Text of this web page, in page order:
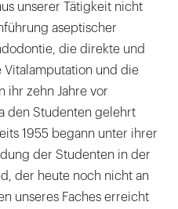
unserer Tätigkeit nicht
aseptischer
die direkte und
und die
ihr zehn Jahre vor
den Studenten gelehrt
1955 begann unter ihrer
der Studenten in der
der heute noch nicht an
unseres Faches erreicht